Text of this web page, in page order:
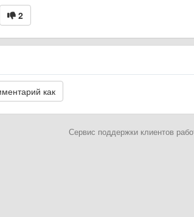
2
Сервис поддержки клиентов